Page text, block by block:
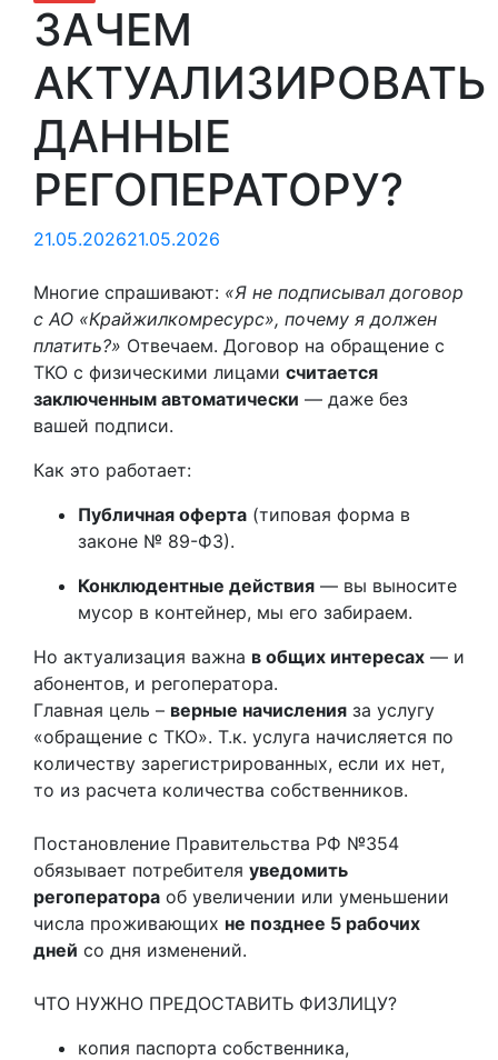
ЗАЧЕМ
АКТУАЛИЗИРОВАТЬ
ДАННЫЕ
РЕГОПЕРАТОРУ?
21.05.202621.05.2026
Многие спрашивают: «Я не подписывал договор
с АО «Крайжилкомресурс», почему я должен
платить?» Отвечаем. Договор на обращение с
ТКО с физическими лицами считается
заключенным автоматически — даже без
вашей подписи.
Как это работает:
Публичная оферта (типовая форма в
законе № 89-ФЗ).
Конклюдентные действия — вы выносите
мусор в контейнер, мы его забираем.
Но актуализация важна в общих интересах — и
абонентов, и регоператора.
Главная цель – верные начисления за услугу
«обращение с ТКО». Т.к. услуга начисляется по
количеству зарегистрированных, если их нет,
то из расчета количества собственников.
Постановление Правительства РФ №354
обязывает потребителя уведомить
регоператора об увеличении или уменьшении
числа проживающих не позднее 5 рабочих
дней со дня изменений.
ЧТО НУЖНО ПРЕДОСТАВИТЬ ФИЗЛИЦУ?
копия паспорта собственника,